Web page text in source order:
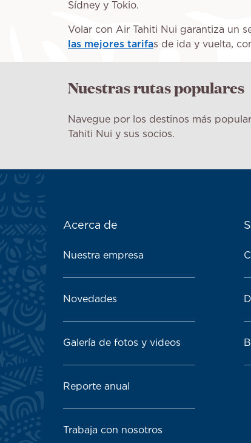
Sídney y Tokio.
Volar con Air Tahiti Nui garantiza un
las mejores tarifas de ida y vuelta,
Nuestras rutas populares
Navegue por los destinos más
Tahiti Nui y sus socios.
ATN:
menu
Acerca de
Nuestra empresa
Novedades
Galería de fotos y videos
Reporte anual
Trabaja con nosotros